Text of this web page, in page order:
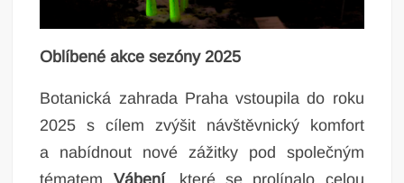
Oblíbené akce sezóny 2025
Botanická zahrada Praha vstoupila do roku
2025 s cílem zvýšit návštěvnický komfort
a nabídnout nové zážitky pod společným
tématem Vábení, které se prolínalo celou